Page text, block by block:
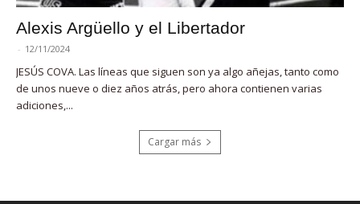
Alexis Argüello y el Libertador
- 12/11/2024
JESÚS COVA. Las líneas que siguen son ya algo añejas, tanto como
de unos nueve o diez años atrás, pero ahora contienen varias
adiciones,...
Cargar más